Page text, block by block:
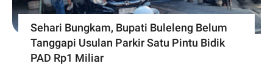
Sehari Bungkam, Bupati Buleleng Belum
Tanggapi Usulan Parkir Satu Pintu Bidik
PAD Rp1 Miliar